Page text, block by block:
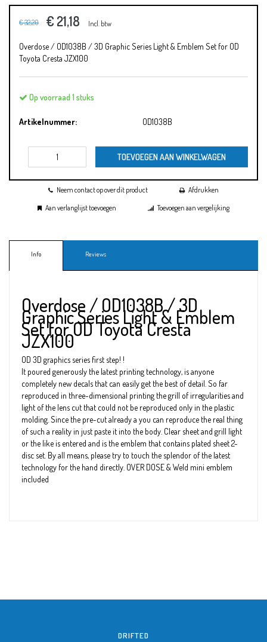
€ 32,20 € 21,18 Incl. btw
Overdose / OD1038B / 3D Graphic Series Light & Emblem Set for OD
Toyota Cresta JZX100
Op voorraad 1 stuks
Artikelnummer: OD1038B
TOEVOEGEN AAN WINKELWAGEN
Neem contact op over dit product
Afdrukken
Aan verlanglijst toevoegen
Toevoegen aan vergelijking
Info Reviews
Overdose / OD1038B / 3D
Graphic Series Light & Emblem
Set for OD Toyota Cresta
JZX100
OD 3D graphics series first step! !
It poured generously the latest printing technology, is anyone
completely new decals that can easily get the best of detail. So far
reproduced in three-dimensional printing the grill of irregularities and
light of the lens cut that could not be reproduced only in the plastic
molding. Since the pre-cut already a you can reproduce the real thing
of such a reality in just paste it into the body. Clear sheet and grill light
or the like is entered and is the emblem that contains plated sheet 2-
disc set. By all means, please try to touch the splendor of the latest
technology for the hand directly. OVER DOSE & Weld mini emblem
included
DRIFTED